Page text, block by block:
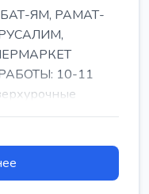
ЯМ, РАМАТ-
10-11